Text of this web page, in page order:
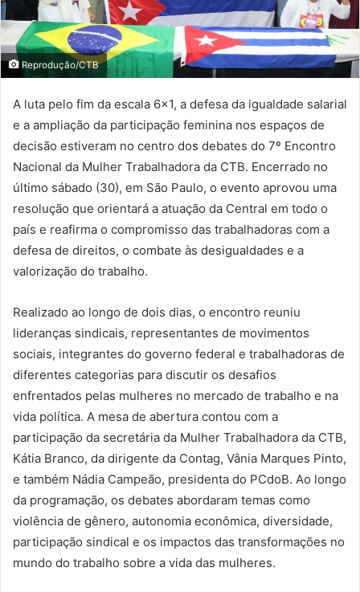
Reprodução/CTB
A luta pelo fim da escala 6×1, a defesa da igualdade salarial
e a ampliação da participação feminina nos espaços de
decisão estiveram no centro dos debates do 7º Encontro
Nacional da Mulher Trabalhadora da CTB. Encerrado no
último sábado (30), em São Paulo, o evento aprovou uma
resolução que orientará a atuação da Central em todo o
país e reafirma o compromisso das trabalhadoras com a
defesa de direitos, o combate às desigualdades e a
valorização do trabalho.
Realizado ao longo de dois dias, o encontro reuniu
lideranças sindicais, representantes de movimentos
sociais, integrantes do governo federal e trabalhadoras de
diferentes categorias para discutir os desafios
enfrentados pelas mulheres no mercado de trabalho e na
vida política. A mesa de abertura contou com a
participação da secretária da Mulher Trabalhadora da CTB,
Kátia Branco, da dirigente da Contag, Vânia Marques Pinto,
e também Nádia Campeão, presidenta do PCdoB. Ao longo
da programação, os debates abordaram temas como
violência de gênero, autonomia econômica, diversidade,
participação sindical e os impactos das transformações no
mundo do trabalho sobre a vida das mulheres.